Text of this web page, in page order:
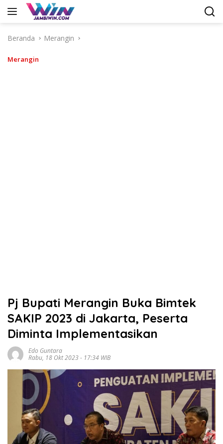
Langsung
Beranda
Merangin
Merangin
Pj Bupati Merangin Buka Bimtek
SAKIP 2023 di Jakarta, Peserta
Diminta Implementasikan
Edo Guntara
Rabu, 18 Okt 2023 - 17:34 WIB